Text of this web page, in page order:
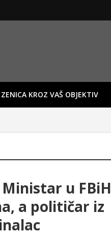
ZENICA KROZ VAŠ OBJEKTIV
u FBiH
a političar iz